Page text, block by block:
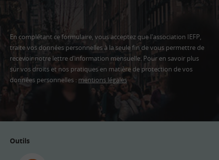
En complétant ce formulaire, vous acceptez que l'association IEFP,
traite vos données personnelles à la seule fin de vous permettre de
recevoir notre lettre d’information mensuelle. Pour en savoir plus
sur vos droits et nos pratiques en matière de protection de vos
données personnelles : mentions légales
Outils